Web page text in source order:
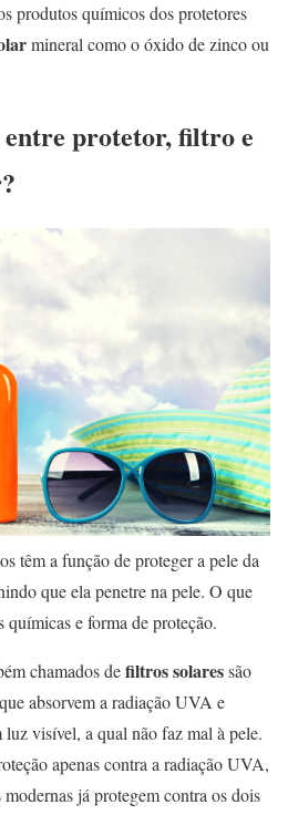
produtos químicos dos protetores
mineral como o óxido de zinco ou
protetor, filtro e
têm a função de proteger a pele da
que ela penetre na pele. O que
químicas e forma de proteção.
chamados defiltros solaressão
absorvem a radiação UVA e
visível, a qual não faz mal à pele.
apenas contra a radiação UVA,
já protegem contra os dois